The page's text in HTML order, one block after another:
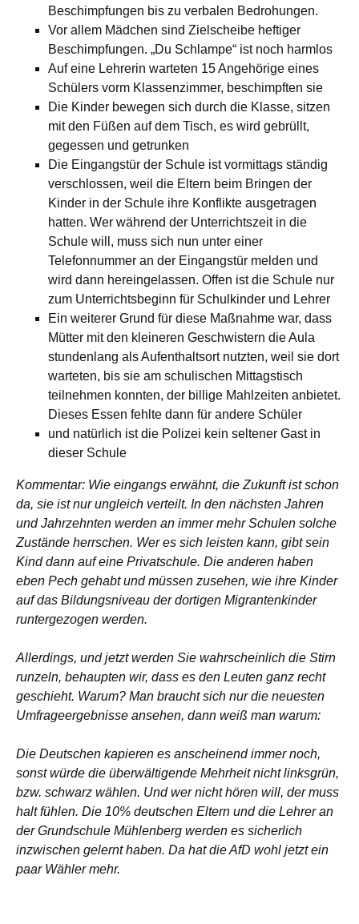
Beschimpfungen bis zu verbalen Bedrohungen.
Vor allem Mädchen sind Zielscheibe heftiger
Beschimpfungen. „Du Schlampe“ ist noch harmlos
Auf eine Lehrerin warteten 15 Angehörige eines
Schülers vorm Klassenzimmer, beschimpften sie
Die Kinder bewegen sich durch die Klasse, sitzen
mit den Füßen auf dem Tisch, es wird gebrüllt,
gegessen und getrunken
Die Eingangstür der Schule ist vormittags ständig
verschlossen, weil die Eltern beim Bringen der
Kinder in der Schule ihre Konflikte ausgetragen
hatten. Wer während der Unterrichtszeit in die
Schule will, muss sich nun unter einer
Telefonnummer an der Eingangstür melden und
wird dann hereingelassen. Offen ist die Schule nur
zum Unterrichtsbeginn für Schulkinder und Lehrer
Ein weiterer Grund für diese Maßnahme war, dass
Mütter mit den kleineren Geschwistern die Aula
stundenlang als Aufenthaltsort nutzten, weil sie dort
warteten, bis sie am schulischen Mittagstisch
teilnehmen konnten, der billige Mahlzeiten anbietet.
Dieses Essen fehlte dann für andere Schüler
und natürlich ist die Polizei kein seltener Gast in
dieser Schule
Kommentar: Wie eingangs erwähnt, die Zukunft ist schon
da, sie ist nur ungleich verteilt. In den nächsten Jahren
und Jahrzehnten werden an immer mehr Schulen solche
Zustände herrschen. Wer es sich leisten kann, gibt sein
Kind dann auf eine Privatschule. Die anderen haben
eben Pech gehabt und müssen zusehen, wie ihre Kinder
auf das Bildungsniveau der dortigen Migrantenkinder
runtergezogen werden.
Allerdings, und jetzt werden Sie wahrscheinlich die Stirn
runzeln, behaupten wir, dass es den Leuten ganz recht
geschieht. Warum? Man braucht sich nur die neuesten
Umfrageergebnisse ansehen, dann weiß man warum:
Die Deutschen kapieren es anscheinend immer noch,
sonst würde die überwältigende Mehrheit nicht linksgrün,
bzw. schwarz wählen. Und wer nicht hören will, der muss
halt fühlen. Die 10% deutschen Eltern und die Lehrer an
der Grundschule Mühlenberg werden es sicherlich
inzwischen gelernt haben. Da hat die AfD wohl jetzt ein
paar Wähler mehr.